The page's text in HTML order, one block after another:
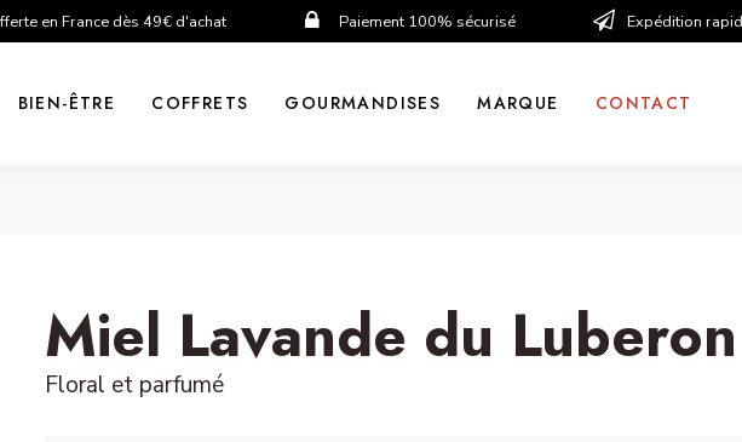
en France dès 49€ d'achat Paiement 100% sécurisé Expédition
BIEN-ÊTRE COFFRETS GOURMANDISES MARQUE CONTACT
Miel Lavande du Luberon
Floral et parfumé